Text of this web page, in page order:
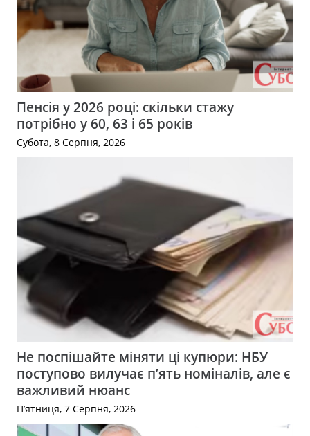
Пенсія у 2026 році: скільки стажу
потрібно у 60, 63 і 65 років
Субота, 8 Серпня, 2026
Не поспішайте міняти ці купюри: НБУ
поступово вилучає п’ять номіналів, але є
важливий нюанс
П’ятниця, 7 Серпня, 2026